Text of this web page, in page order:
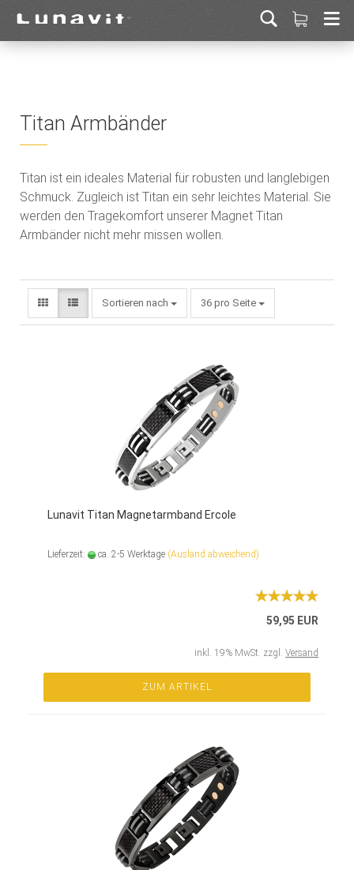
Titan Armbänder
Titan ist ein ideales Material für robusten und langlebigen
Schmuck. Zugleich ist Titan ein sehr leichtes Material. Sie
werden den Tragekomfort unserer Magnet Titan
Armbänder nicht mehr missen wollen.
Sortieren nach 36 pro Seite
Lunavit Titan Magnetarmband Ercole
Lieferzeit: ca. 2-5 Werktage (Ausland abweichend)
59,95 EUR
inkl. 19% MwSt. zzgl. Versand
ZUM ARTIKEL